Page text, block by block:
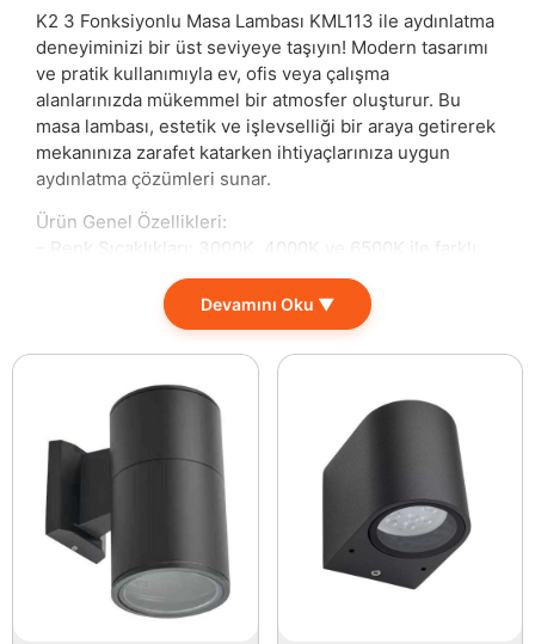
K2 3 Fonksiyonlu Masa Lambası KML113 ile aydınlatma
deneyiminizi bir üst seviyeye taşıyın! Modern tasarımı
ve pratik kullanımıyla ev, ofis veya çalışma
alanlarınızda mükemmel bir atmosfer oluşturur. Bu
masa lambası, estetik ve işlevselliği bir araya getirerek
mekanınıza zarafet katarken ihtiyaçlarınıza uygun
aydınlatma çözümleri sunar.
Ürün Genel Özellikleri:
– Renk Sıcaklıkları: 3000K, 4000K ve 6500K ile farklı
aydınlatma seçenekleri.
– Şarj: Type-C şarj girişi ile kolayca şarj edilebilir.
– Dimlenebilir: Touch Dimmer özelliği sayesinde ışık
seviyesini ihtiyacınıza göre ayarlayabilirsiniz.
– Pil Ömrü: 4-8 saat arası kullanım süresi ile uzun
ömürlü aydınlatma.
– IP20 Koruma: Sıvıya karşı dayanıklıdır.
– Kasa Renkleri: Gümüş Kasa Renk.
K2 3 Fonksiyonlu Masa Lambası KML113, hem ev
dekorasyonunda hem de iş ortamlarında zarif bir
şekilde yer alır. Farklı renk sıcaklığı seçenekleri ile
istediğiniz ambiyansı yaratmanız mümkün. Gündüz
doğal bir aydınlatma, akşam ise sıcak bir ortam için
Devamını Oku ▼